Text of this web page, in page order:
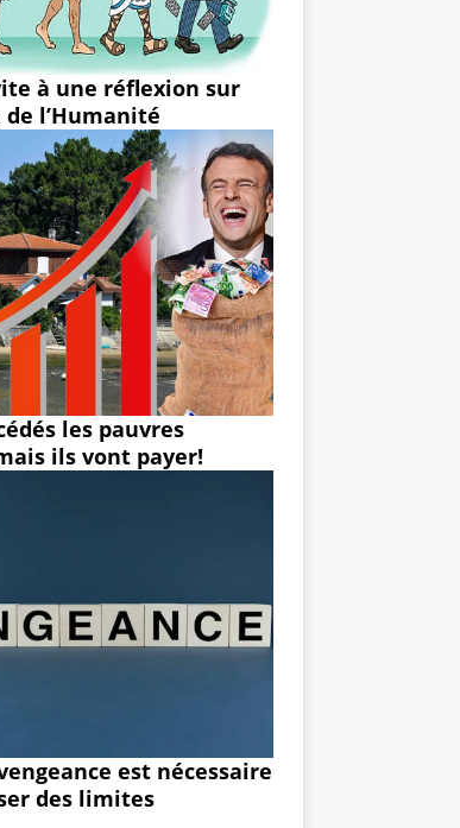
à une réflexion sur
l’Humanité
les pauvres
ils vont payer!
est nécessaire
des limites